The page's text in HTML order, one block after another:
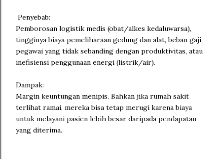
Penyebab:
Pemborosan logistik medis (obat/alkes kedaluwarsa),
tingginya biaya pemeliharaan gedung dan alat, beban gaji
pegawai yang tidak sebanding dengan produktivitas, atau
inefisiensi penggunaan energi (listrik/air).
Dampak:
Margin keuntungan menipis. Bahkan jika rumah sakit
terlihat ramai, mereka bisa tetap merugi karena biaya
untuk melayani pasien lebih besar daripada pendapatan
yang diterima.